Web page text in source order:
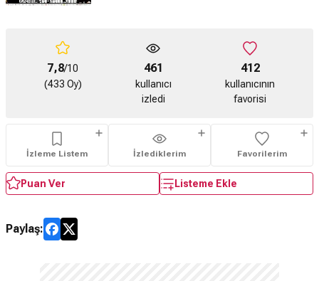
7,8/10
(433 Oy)
461
kullanıcı
izledi
412
kullanıcının
favorisi
İzleme Listem İzlediklerim Favorilerim
Puan Ver Listeme Ekle
Paylaş: